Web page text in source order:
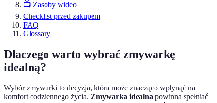
📺 Zasoby wideo
Checklist przed zakupem
FAQ
Glossary
Dlaczego warto wybrać zmywarkę
idealną?
Wybór zmywarki to decyzja, która może znacząco wpłynąć na
komfort codziennego życia. Zmywarka idealna powinna spełniać